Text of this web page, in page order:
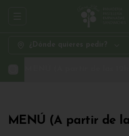
MENÚ (A partir de